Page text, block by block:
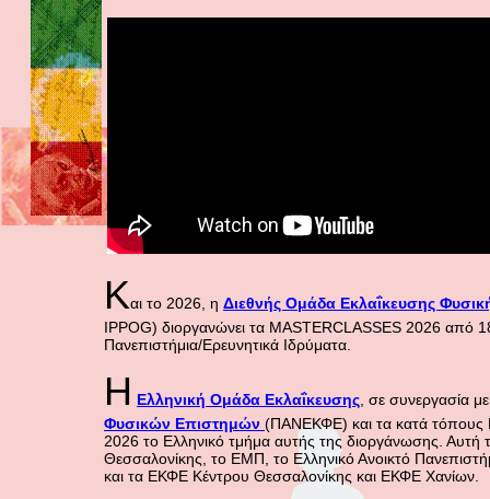
Και το 2026, η Διεθνής Ομάδα Εκλαΐκευσης
IPPOG) διοργανώνει τα MASTERCLASSES 2026 από
Πανεπιστήμια/Ερευνητικά Ιδρύματα.
H Ελληνική Ομάδα Εκλαΐκευσης , σε συνεργασία
Φυσικών Επιστημών (ΠΑΝΕΚΦΕ) και τα κατά τόπους
2026 το Ελληνικό τμήμα αυτής της διοργάνωσης.
Θεσσαλονίκης, το ΕΜΠ, το Ελληνικό Ανοικτό
και τα ΕΚΦΕ Κέντρου Θεσσαλονίκης και ΕΚΦΕ Χανίων.